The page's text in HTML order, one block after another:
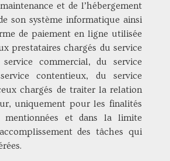
et de l’hébergement
son système informatique ainsi
de paiement en ligne utilisée
prestataires chargés du service
commercial, du service
contentieux, du service
chargés de traiter la relation
uniquement pour les finalités
mentionnées et dans la limite
des tâches qui